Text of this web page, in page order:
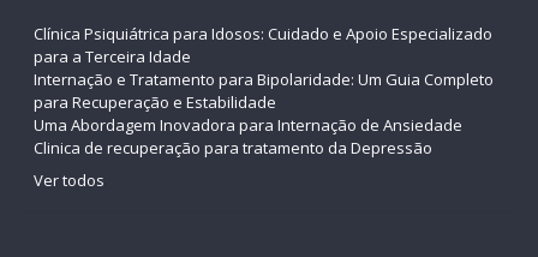
Clínica Psiquiátrica para Idosos: Cuidado e Apoio Especializado
para a Terceira Idade
Internação e Tratamento para Bipolaridade: Um Guia Completo
para Recuperação e Estabilidade
Uma Abordagem Inovadora para Internação de Ansiedade
Clinica de recuperação para tratamento da Depressão
Ver todos